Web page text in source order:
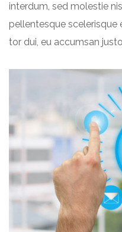
interdum, sed molestie
pellentesque scelerisque
tor dui, eu accumsan